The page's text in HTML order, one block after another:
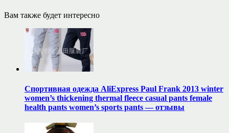
Вам также будет интересно
Спортивная одежда AliExpress Paul Frank 2013 winter
women’s thickening thermal fleece casual pants female
health pants women’s sports pants — отзывы